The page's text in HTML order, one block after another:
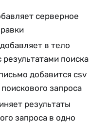
серверное
в тело
поиска
добавится csv
запроса
результаты
запроса в одно